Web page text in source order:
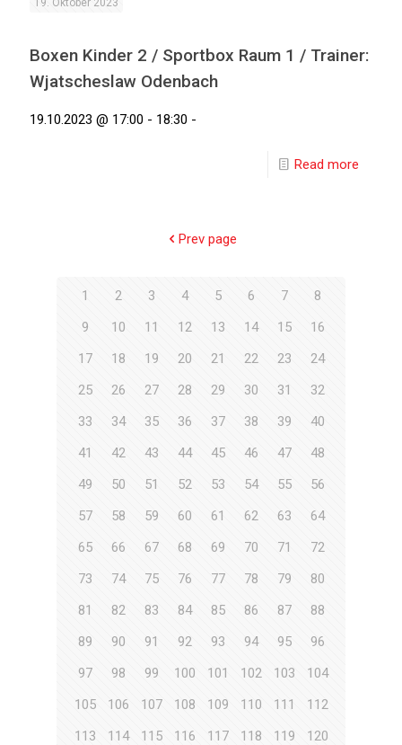
19. Oktober 2023
Boxen Kinder 2 / Sportbox Raum 1 / Trainer:
Wjatscheslaw Odenbach
19.10.2023 @ 17:00 - 18:30 -
Read more
Prev page
1 2 3 4 5 6 7
8
9
10 11 12 13 14 15
16
17
18 19 20 21 22 23
24
25
26 27 28 29 30 31
32
33
34 35 36 37 38 39
40
41
42 43 44 45 46 47
48
49
50 51 52 53 54 55
56
57
58 59 60 61 62 63
64
65
66 67 68 69 70 71
72
73
74 75 76 77 78 79
80
81
82 83 84 85 86 87
88
89
90 91 92 93 94 95
96
97
98 99 100 101 102 103
104
105
106 107 108 109 110 111
112
113
114 115 116 117 118 119
120